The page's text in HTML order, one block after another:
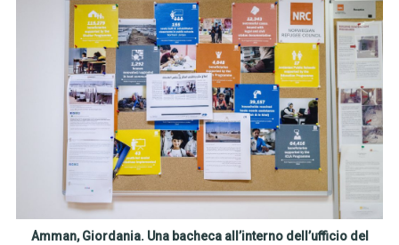
Amman, Giordania. Una bacheca all’interno dell’ufficio del